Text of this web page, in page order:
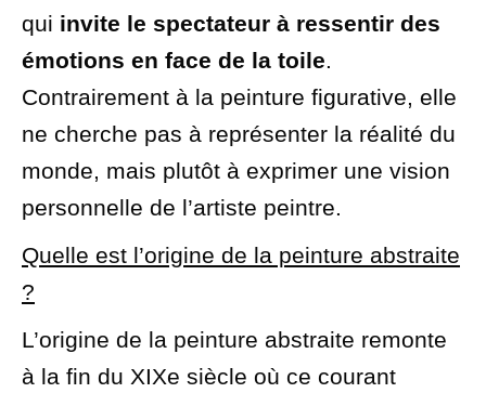
qui invite le spectateur à ressentir des
émotions en face de la toile
Contrairement à la peinture figurative, elle
ne cherche pas à représenter la réalité du
monde, mais plutôt à exprimer une vision
personnelle de l’artiste peintre.
Quelle est l’origine de la peinture abstraite
?
L’origine de la peinture abstraite remonte
à la fin du XIXe siècle où ce courant